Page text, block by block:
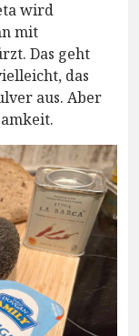
wird
mit
Das geht
das
aus. Aber